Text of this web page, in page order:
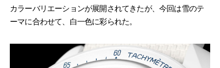
カラーバリエーションが展開されてきたが、今回は雪のテ
ーマに合わせて、白一色に彩られた。